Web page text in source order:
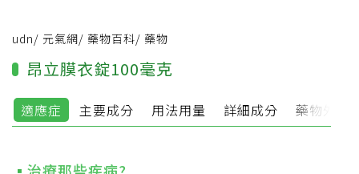
udn/ 元氣網/ 藥物百科/ 藥物
昂立膜衣錠100毫克
適應症 主要成分 用法用量 詳細成分 藥物外觀